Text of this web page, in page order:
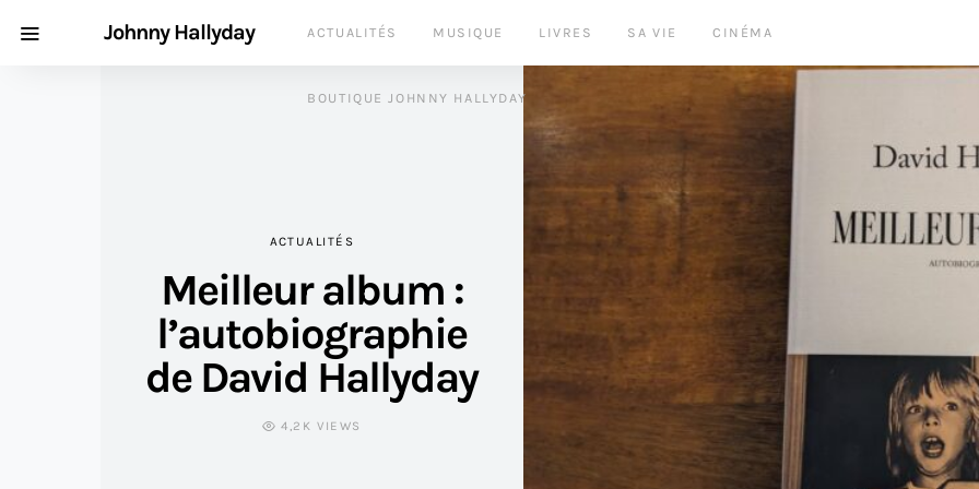
Johnny Hallyday ACTUALITÉS MUSIQUE LIVRES SA VIE CINÉMA
BOUTIQUE JOHNNY HALLYDAY
ACTUALITÉS
Meilleur album :
l’autobiographie
de David Hallyday
4,2K VIEWS